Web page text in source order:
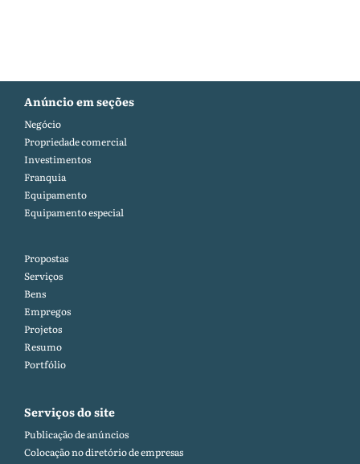
Anúncio em seções
Negócio
Propriedade comercial
Investimentos
Franquia
Equipamento
Equipamento especial
Propostas
Serviços
Bens
Empregos
Projetos
Resumo
Portfólio
Serviços do site
Publicação de anúncios
Colocação no diretório de empresas